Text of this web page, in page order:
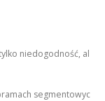
niedogodność, al
segmentowyc